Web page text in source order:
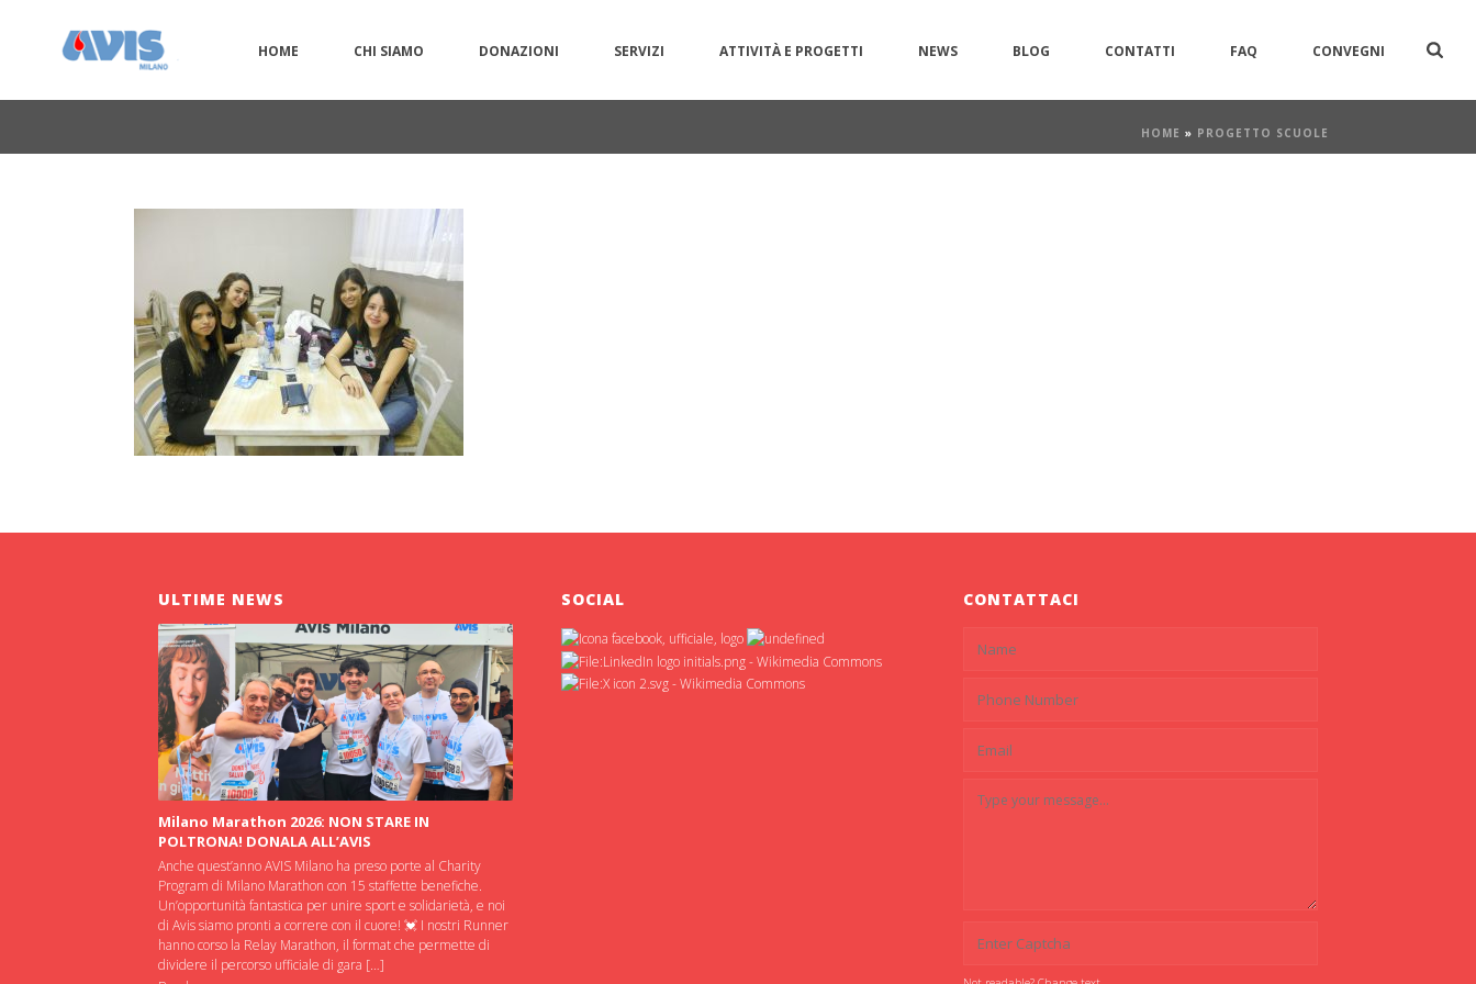
HOME CHI SIAMO DONAZIONI SERVIZI ATTIVITÀ E PROGETTI NEWS BLOG CONTATTI FAQ CONVEGNI
HOME » PROGETTO SCUOLE
ULTIME NEWS
Milano Marathon 2026: NON STARE IN
POLTRONA! DONALA ALL’AVIS
Anche quest’anno AVIS Milano ha preso porte al Charity
Program di Milano Marathon con 15 staffette benefiche.
Un’opportunità fantastica per unire sport e solidarietà, e noi
di Avis siamo pronti a correre con il cuore! 💓 I nostri Runner
hanno corso la Relay Marathon, il format che permette di
dividere il percorso ufficiale di gara […]
SOCIAL CONTATTACI